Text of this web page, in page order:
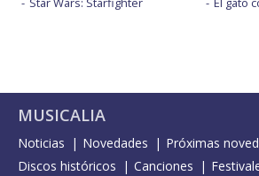
MUSICALIA
Noticias Novedades
Próximas
Discos históricos
Canciones